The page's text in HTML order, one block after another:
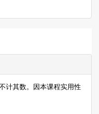
计其数。因本课程实用性